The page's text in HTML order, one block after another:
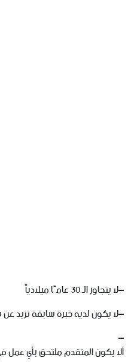
–لايتجاوزالـ30 عامًاميلادياً
–لايكونلديهخبرةسابقةتزيدعن
–
ألايكونالمتقدمملتحقبأيعمل